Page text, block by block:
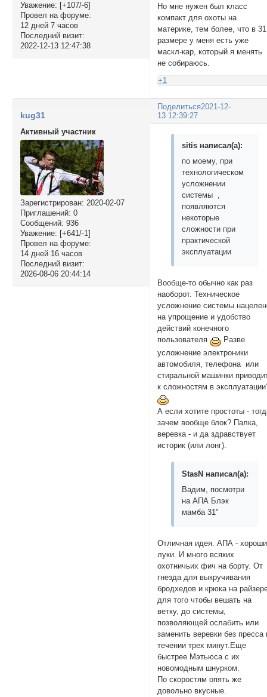
Уважение: [+107/-6]
Провел на форуме:
12 дней 7 часов
Последний визит:
2022-12-13 12:47:38
Но мне нужен был класс
компакт для охоты на
материке, тем более, что в 31
размере у меня есть уже
маскл-кар, который я менять
не собираюсь.
+1
Поделиться2021-12-
13 12:39:27
kug31
Активный участник
Зарегистрирован: 2020-02-07
Приглашений: 0
Сообщений: 936
Уважение: [+641/-1]
Провел на форуме:
14 дней 16 часов
Последний визит:
2026-08-06 20:44:14
sitis написал(а):
по моему, при
технологическом
усложнении
системы ,
появляются
некоторые
сложности при
практической
эксплуатации
Вообще-то обычно как раз
наоборот. Техническое
усложнение системы
на упрощение и удобство
действий конечного
пользователя
Разве
усложнение электроники
автомобиля, телефона или
стиральной машинки
к сложностям в
А если хотите простоты -
зачем вообще блок? Палка,
веревка - и да здравствует
историк (или лонг).
StasN написал(а):
Вадим, посмотри
на АПА Блэк
мамба 31"
Отличная идея. АПА -
луки. И много всяких
охотничьих фич на борту. От
гнезда для выкручивания
бродхедов и крюка на
для того чтобы вешать на
ветку, до системы,
позволяющей ослабить или
заменить веревки без пресса
течении трех минут.Еще
быстрее Мэтьюса с их
новомодным шнурком.
По скоростям опять же
довольно вкусные.